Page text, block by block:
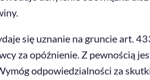
się uznanie na gruncie art.
za opóźnienie. Z pewnością
odpowiedzialności za